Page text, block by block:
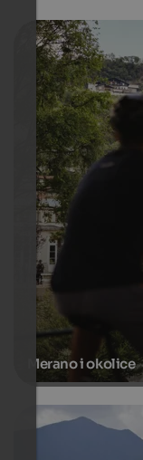
Merano i okolice